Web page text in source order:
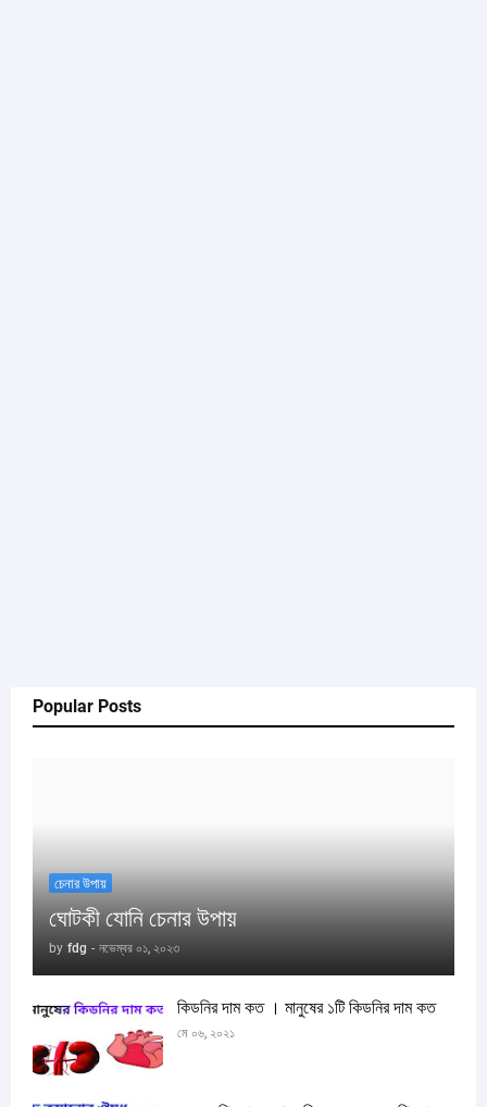
Popular Posts
চেনার উপায়
ঘোটকী যোনি চেনার উপায়
by fdg - নভেম্বর ০১, ২০২৩
কিডনির দাম কত । মানুষের ১টি কিডনির দাম কত
মে ০৬, ২০২১